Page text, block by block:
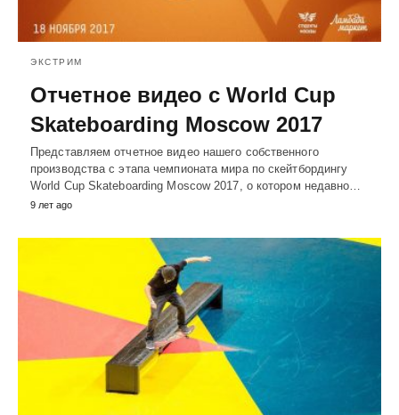
ЭКСТРИМ
Отчетное видео с World Cup
Skateboarding Moscow 2017
Представляем отчетное видео нашего собственного
производства с этапа чемпионата мира по скейтбордингу
World Cup Skateboarding Moscow 2017, о котором недавно…
9 лет ago